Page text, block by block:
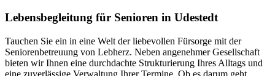
Lebensbegleitung für Senioren in Udestedt
Tauchen Sie ein in eine Welt der liebevollen Fürsorge mit der
Seniorenbetreuung von Lebherz. Neben angenehmer Gesellschaft
bieten wir Ihnen eine durchdachte Strukturierung Ihres Alltags und
eine zuverlässige Verwaltung Ihrer Termine. Ob es darum geht,